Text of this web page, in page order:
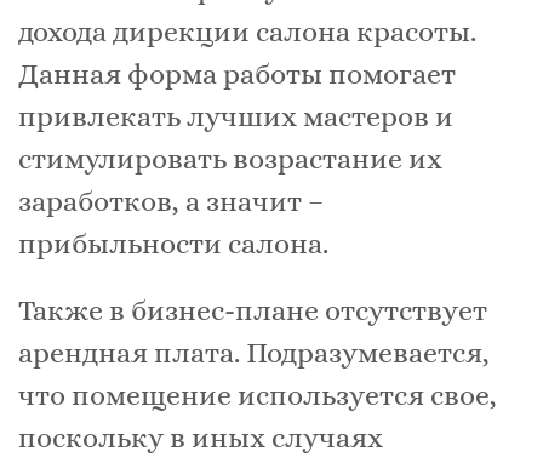
дохода дирекции салона красоты.
Данная форма работы помогает
привлекать лучших мастеров и
стимулировать возрастание их
заработков, а значит –
прибыльности салона.
Также в бизнес-плане отсутствует
арендная плата. Подразумевается,
что помещение используется свое,
поскольку в иных случаях